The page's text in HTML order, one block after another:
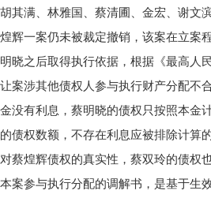
其满、林雅国、蔡清圃、金宏、谢文
辉一案仍未被裁定撤销，该案在立
晓之后取得执行依据，根据《最高
案涉其他债权人参与执行财产分配
没有利息，蔡明晓的债权只按照本金
债权数额，不存在利息应被排除计
蔡煌辉债权的真实性，蔡双玲的债
案参与执行分配的调解书，是基于